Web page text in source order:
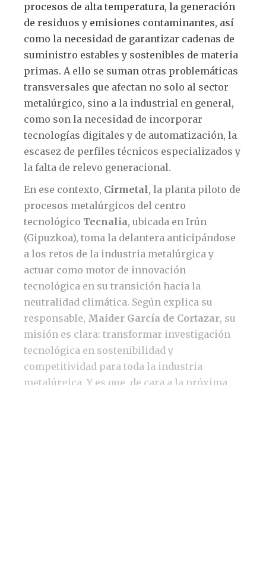
procesos de alta temperatura, la generación
de residuos y emisiones contaminantes, así
como la necesidad de garantizar cadenas de
suministro estables y sostenibles de materia
primas. A ello se suman otras problemáticas
transversales que afectan no solo al sector
metalúrgico, sino a la industrial en general,
como son la necesidad de incorporar
tecnologías digitales y de automatización, la
escasez de perfiles técnicos especializados y
la falta de relevo generacional.
En ese contexto, Cirmetal, la planta piloto de
procesos metalúrgicos del centro
tecnológico Tecnalia, ubicada en Irún
(Gipuzkoa), toma la delantera anticipándose
a los retos de la industria metalúrgica y
actuar como motor de innovación
tecnológica en su transición hacia la
neutralidad climática. Según explica su
responsable, Maider García de Cortazar, su
misión es clara: transformar investigación
tecnológica en sostenibilidad y
competitividad para toda la industria
metalúrgica. Y es que, de cara a la próxima